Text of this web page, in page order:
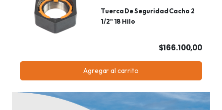
Tuerca De Seguridad Cacho 2
1/2" 18 Hilo
$166.100,00
Agregar al carrito